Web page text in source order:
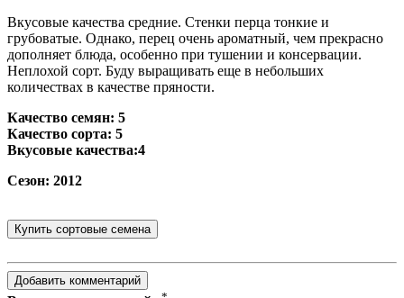
Вкусовые качества средние. Стенки перца тонкие и
грубоватые. Однако, перец очень ароматный, чем прекрасно
дополняет блюда, особенно при тушении и консервации.
Неплохой сорт. Буду выращивать еще в небольших
количествах в качестве пряности.
Качество семян: 5
Качество сорта: 5
Вкусовые качества:4
Сезон: 2012